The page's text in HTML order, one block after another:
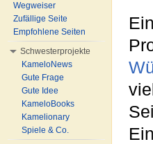
Ein
Wegweiser
Zufällige Seite
Empfohlene Seiten
Schwesterprojekte
KameloNews
Gute Frage
Gute Idee
KameloBooks
Kamelionary
Spiele & Co.